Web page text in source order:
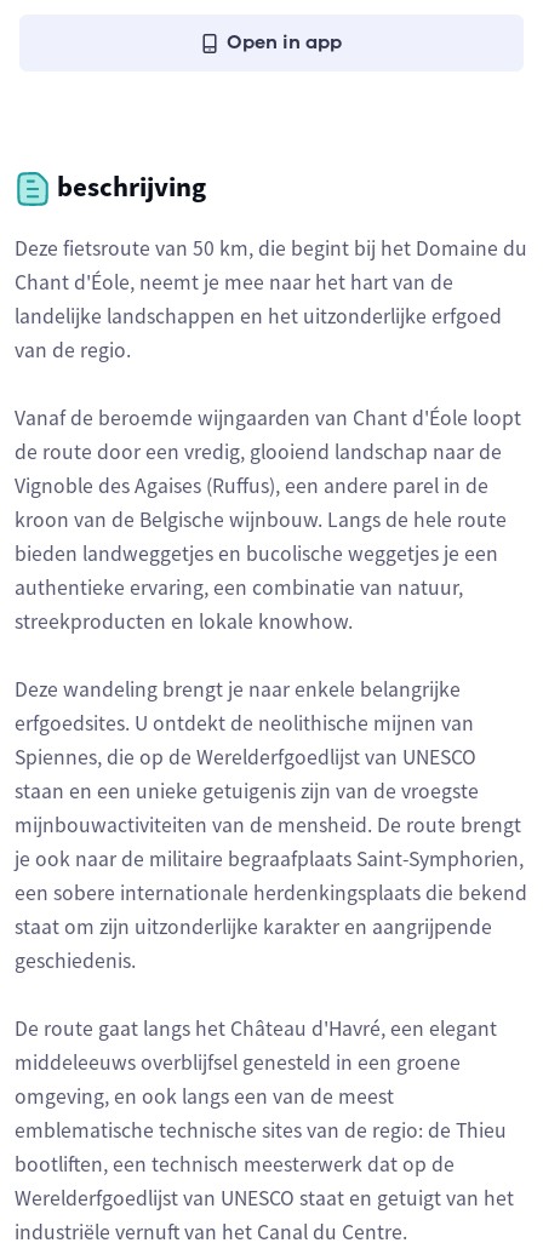
Open in app
beschrijving
Deze fietsroute van 50 km, die begint bij het Domaine du
Chant d'Éole, neemt je mee naar het hart van de
landelijke landschappen en het uitzonderlijke erfgoed
van de regio.
Vanaf de beroemde wijngaarden van Chant d'Éole loopt
de route door een vredig, glooiend landschap naar de
Vignoble des Agaises (Ruffus), een andere parel in de
kroon van de Belgische wijnbouw. Langs de hele route
bieden landweggetjes en bucolische weggetjes je een
authentieke ervaring, een combinatie van natuur,
streekproducten en lokale knowhow.
Deze wandeling brengt je naar enkele belangrijke
erfgoedsites. U ontdekt de neolithische mijnen van
Spiennes, die op de Werelderfgoedlijst van UNESCO
staan en een unieke getuigenis zijn van de vroegste
mijnbouwactiviteiten van de mensheid. De route brengt
je ook naar de militaire begraafplaats Saint-Symphorien,
een sobere internationale herdenkingsplaats die bekend
staat om zijn uitzonderlijke karakter en aangrijpende
geschiedenis.
De route gaat langs het Château d'Havré, een elegant
middeleeuws overblijfsel genesteld in een groene
omgeving, en ook langs een van de meest
emblematische technische sites van de regio: de Thieu
bootliften, een technisch meesterwerk dat op de
Werelderfgoedlijst van UNESCO staat en getuigt van het
industriële vernuft van het Canal du Centre.